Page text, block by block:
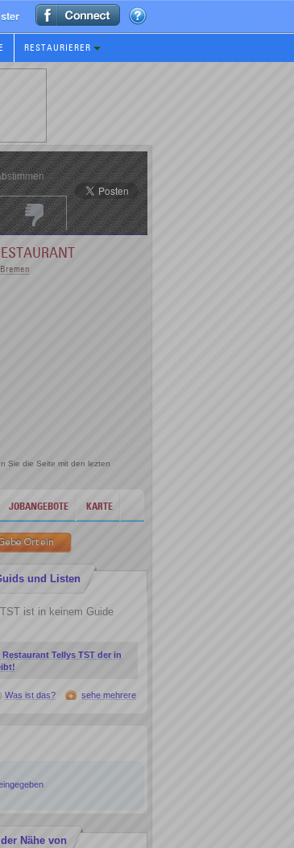
RESTAURIERER
Positive BewertungNegative Bewertungen
Sie die Seite mit den lezten
JOBANGEBOTE KARTE
und Listen
ist in keinem Guide
Restaurant Tellys TST der in
Was ist das? sehe mehrere
Nähe von